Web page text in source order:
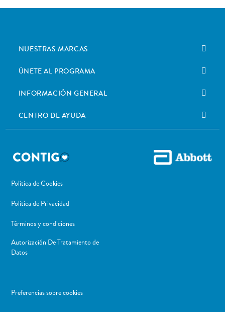
NUESTRAS MARCAS
ÚNETE AL PROGRAMA
INFORMACIÓN GENERAL
CENTRO DE AYUDA
Política de Cookies
Politica de Privacidad
Términos y condiciones
Autorización De Tratamiento de
Datos
Preferencias sobre cookies